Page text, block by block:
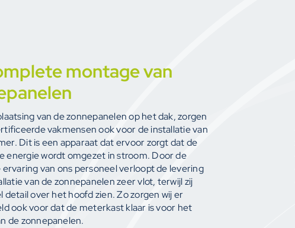
montage van
van de zonnepanelen op het dak, zorgen
vakmensen ook voor de installatie van
Dit is een apparaat dat ervoor zorgt dat de
energie wordt omgezet in stroom. Door de
ervaring van ons personeel verloopt de levering
van de zonnepanelen zeer vlot, terwijl zij
detail over het hoofd zien. Zo zorgen wij er
ook voor dat de meterkast klaar is voor het
de zonnepanelen.